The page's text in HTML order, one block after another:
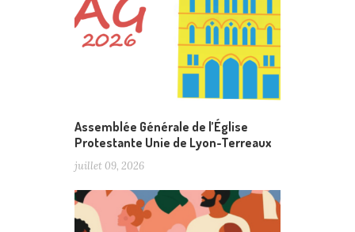
Assemblée Générale de l’Église
Protestante Unie de Lyon-Terreaux
juillet 09, 2026